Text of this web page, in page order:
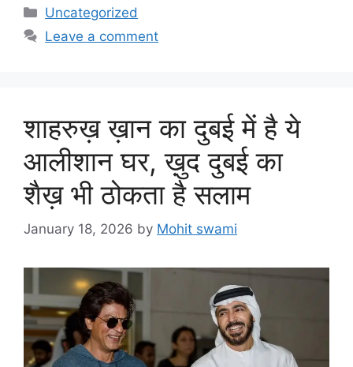
Categories
Uncategorized
Leave a comment
शाहरुख़ ख़ान का दुबई में है ये
आलीशान घर, ख़ुद दुबई का
शैख़ भी ठोकता है सलाम
January 18, 2026 by Mohit swami